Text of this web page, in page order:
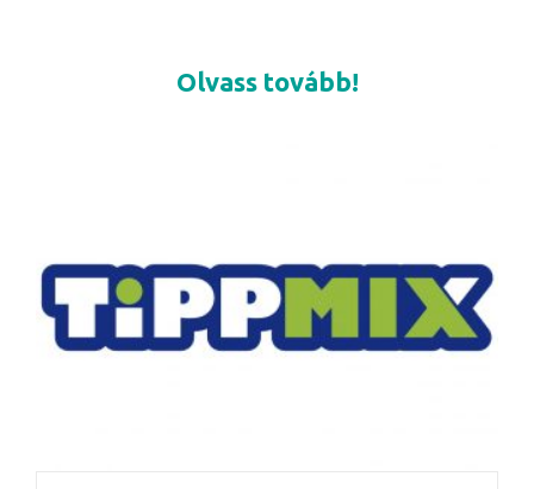
Olvass tovább!